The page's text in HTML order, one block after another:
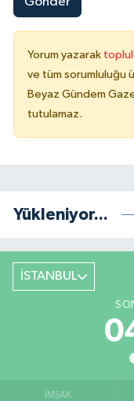
Yorum yazarak
ve tüm sorumluluğu
Beyaz Gündem
tutulamaz.
Yükleniyor...
İSTANBUL
İMSAK